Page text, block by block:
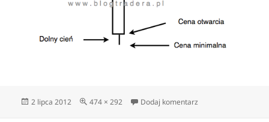
Data
2 lipca 2012
Pełny
474 × 292 Dodaj komentarz